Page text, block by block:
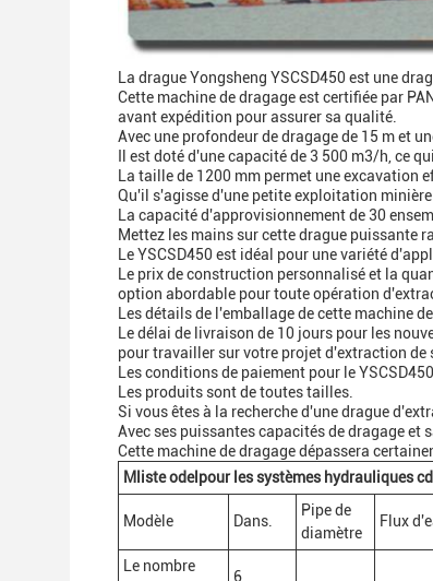
La drague Yongsheng YSCSD450 est une
Cette machine de dragage est certifiée par
avant expédition pour assurer sa qualité.
Avec une profondeur de dragage de 15 m et
Il est doté d'une capacité de 3 500 m3/h, ce
La taille de 1200 mm permet une excavation
Qu'il s'agisse d'une petite exploitation
La capacité d'approvisionnement de 30
Mettez les mains sur cette drague puissante
Le YSCSD450 est idéal pour une variété
Le prix de construction personnalisé et la
option abordable pour toute opération
Les détails de l'emballage de cette machine
Le délai de livraison de 10 jours pour les
pour travailler sur votre projet d'extraction de
Les conditions de paiement pour le
Les produits sont de toutes tailles.
Si vous êtes à la recherche d'une drague
Avec ses puissantes capacités de dragage et
Cette machine de dragage dépassera
M liste odel pour les systèmes hydrauliques c
Modèle Dans.
Pipe de
diamètre
Flux
Le nombre
6